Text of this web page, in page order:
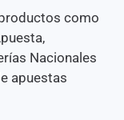
como
Nacionales
apuestas